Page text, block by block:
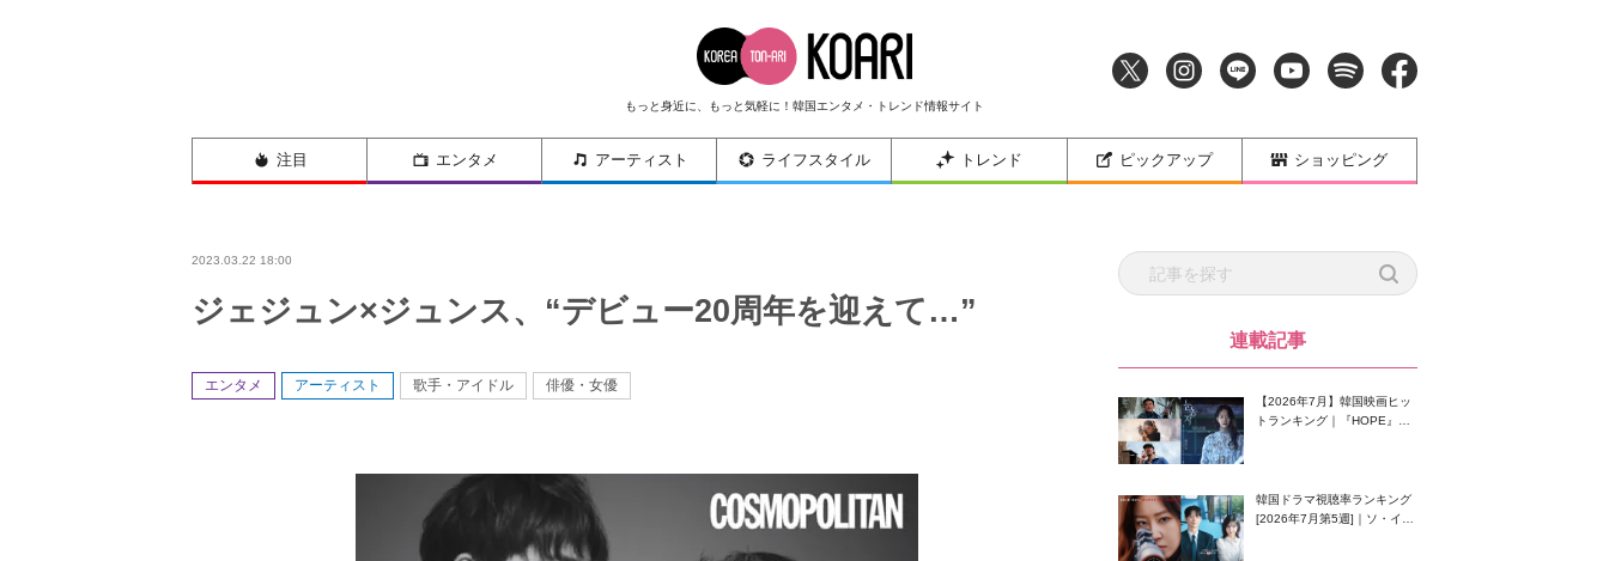
もっと身近に、もっと気軽に！韓国エンタメ・トレンド情報サイト
注目 エンタメ アーティスト ライフスタイル トレンド ピックアップ ショッピング
2023.03.22 18:00
ジェジュン×ジュンス、“デビュー20周年を迎えて…”
エンタメ アーティスト 歌手・アイドル 俳優・女優
連載記事
【2026年7月】韓国映画ヒッ
トランキング｜『HOPE』が
韓国ドラマ視聴率ランキング
[2026年7月第5週]｜ソ・イン